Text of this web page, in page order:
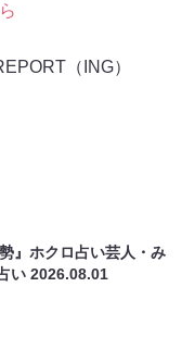
（ING）
』ホクロ占い芸人・み
い2026.08.01